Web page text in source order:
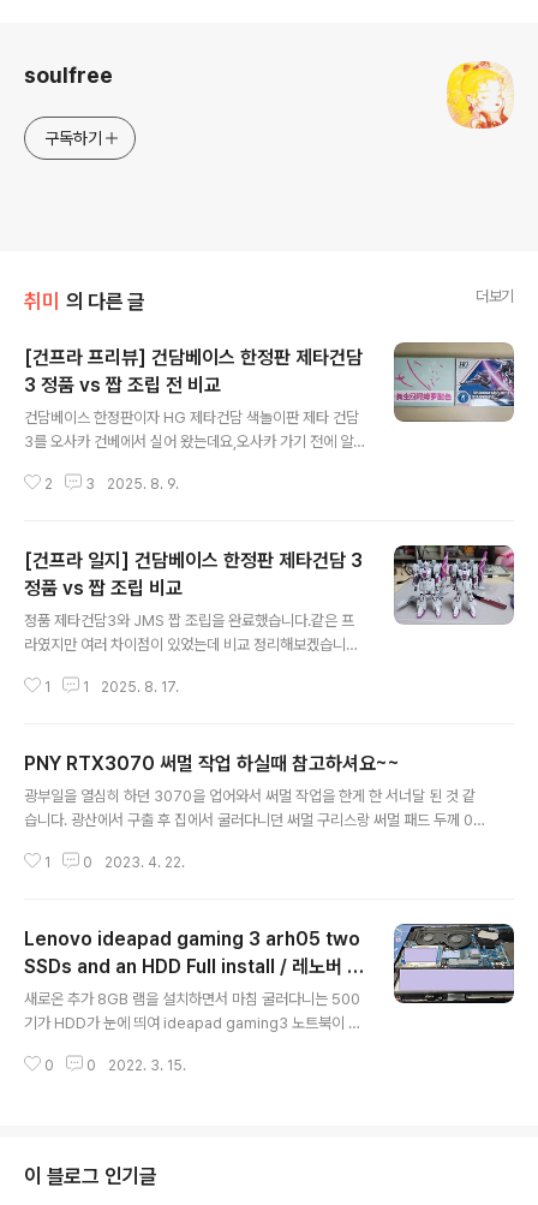
soulfree
구독하기
취미 의 다른 글 더보기
[건프라 프리뷰] 건담베이스 한정판 제타건담
3 정품 vs 짭 조립 전 비교
건담베이스 한정판이자 HG 제타건담 색놀이판 제타 건담
3를 오사카 건베에서 실어 왔는데요,오사카 가기 전에 알
밌겠다 싶어 조립을 시작할 예정입니다. 조립전에 간단히
스케치한 것을 프린트 했는데 색상이 건프라 박스가 아닌
뭔가 여자 화장품 박스? 같은 느낌이 듭니다.정품 박스는
본드로 접착해서 박스로 조립되어 있는데, 짭은 스템플러
로 고정하여 조립되어 있어 그 옛날 아카데이 시절이 살짝
생각 납니다.박스아트가 없는 하단박스는 짭이 노랑색 골
판지 재질이라 저렴함이 느껴지긴 한데 충격흡수는 더 잘
2 3 2025. 8. 9.
[건프라 일지] 건담베이스 한정판 제타건담 3
정품 vs 짭 조립 비교
정품 제타건담3와 JMS 짭 조립을 완료했습니다.같은 프
라였지만 여러 차이점이 있었는데 비교 정리해보겠습니다.
널라인이 엄청 들어가있어서먹선을 넣고 나니 좀 지저분해
선을 아래로 향하게 밖에 되지 않는데먹선을 많이넣고 고
개를 살짝 숙인 모습이 박력있어 보이나 보네요.그외에 짐
작해볼 수 있는 건 러너가 거의 99% 동일한데반다이에서
형을 만들었을텐데,세밀한 패널라인 부분은 주물을 뜨거나
1 1 2025. 8. 17.
PNY RTX3070 써멀 작업 하실때 참고하셔요~~
광부일을 열심히 하던 3070을 업어와서 써멀 작업을 한게 한 서너달 된 것 같
습니다. 광산에서 구출 후 집에서 굴러다니던 써멀 구리스랑 써멀 패드 두께 0.
수준이 아닌지라 써멀테이크 터프팬으로 바꿔줬습니다. 이렇게 작업 후 풀로드
0분정도 하다보면 화면이 꺼지고(모니터에 신호없음 뜸) 소리는 잠시 들리다가
컴이 리붓되는 현상이 주기적으로 발생하는게 아니겠습니까;;; 써멀작업을 해줬
는데 왜그렇지?? 다운될때 온도도 77도 정도라 발열문제라고는 생각하지 않거
든요 전원 문제..
1 0 2023. 4. 22.
Lenovo ideapad gaming 3 arh05 two
SSDs and an HDD Full install / 레노버 아
이디어패드 gaming3 노트북에 SSD 3개를
풀로 설치하는 법... 그외 쿨링패드 설치..
새로온 추가 8GB 램을 설치하면서 마침 굴러다니는 500
기가 HDD가 눈에 띄여 ideapad gaming3 노트북이 허
용할 수 있는 방법을 생각해보았습니다. M.2 슬롯하나가
2 SSD를 휴지로 둘둘 말아서(...) 억지로 설치하고 정상 인
식하는 영상까지 올렸던데... 허리가 꺾이는 고통에 절규하
0 0 2022. 3. 15.
이 블로그 인기글